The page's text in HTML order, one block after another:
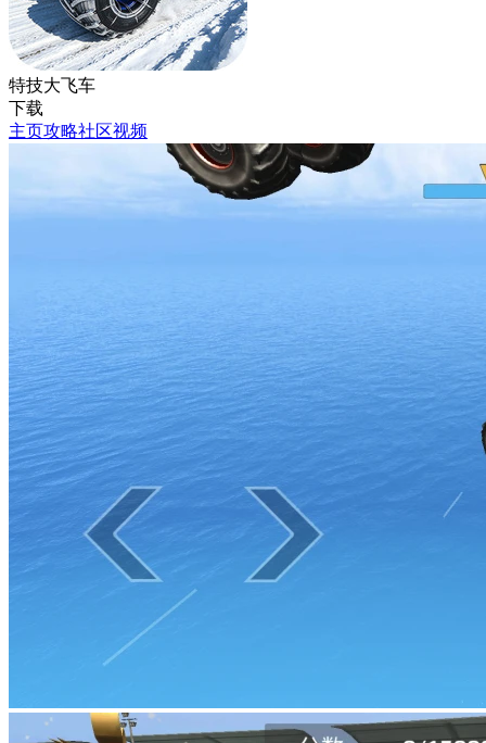
特技大飞车
下载
主页攻略社区视频